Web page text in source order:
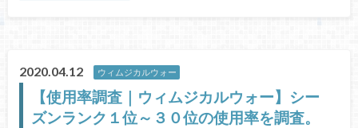
2020.04.12 ウィムジカルウォー
【使用率調査｜ウィムジカルウォー】シー
ズンランク１位～３０位の使用率を調査。